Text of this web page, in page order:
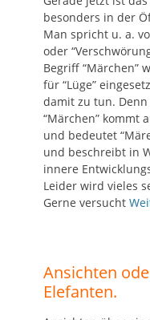
besonders in der
Man spricht u. a.
oder
Begriff “Märchen”
für “Lüge”
damit zu tun.
“Märchen” kommt
und bedeutet
und beschreibt in
innere
Leider wird vieles
Gerne versucht
Ansichten
Elefanten.